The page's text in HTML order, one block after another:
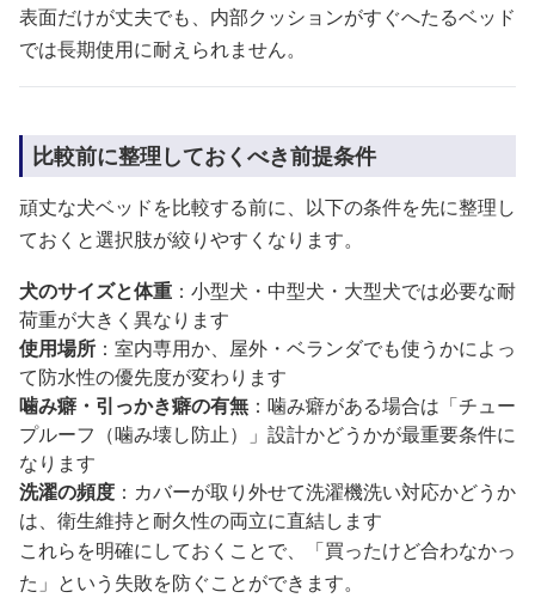
表面だけが丈夫でも、内部クッションがすぐへたるベッド
では長期使用に耐えられません。
比較前に整理しておくべき前提条件
頑丈な犬ベッドを比較する前に、以下の条件を先に整理し
ておくと選択肢が絞りやすくなります。
犬のサイズと体重 ：小型犬・中型犬・大型犬では必要な耐
荷重が大きく異なります
使用場所 ：室内専用か、屋外・ベランダでも使うかによっ
て防水性の優先度が変わります
噛み癖・引っかき癖の有無 ：噛み癖がある場合は「チュー
プルーフ（噛み壊し防止）」設計かどうかが最重要条件に
なります
洗濯の頻度 ：カバーが取り外せて洗濯機洗い対応かどうか
は、衛生維持と耐久性の両立に直結します
これらを明確にしておくことで、「買ったけど合わなかっ
た」という失敗を防ぐことができます。